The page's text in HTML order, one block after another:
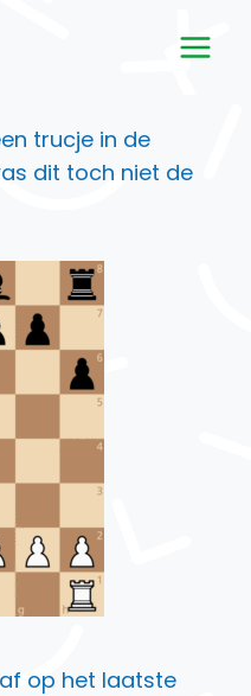
trucje in de
dit toch niet de
op het laatste